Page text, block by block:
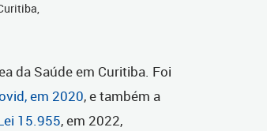
da Saúde em Curitiba. Foi
em 2020, e também a
15.955, em 2022,